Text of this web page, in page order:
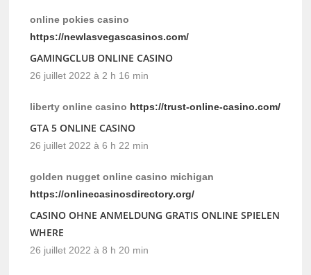
online pokies casino
https://newlasvegascasinos.com/
GAMINGCLUB ONLINE CASINO
26 juillet 2022 à 2 h 16 min
liberty online casino https://trust-online-casino.com/
GTA 5 ONLINE CASINO
26 juillet 2022 à 6 h 22 min
golden nugget online casino michigan
https://onlinecasinosdirectory.org/
CASINO OHNE ANMELDUNG GRATIS ONLINE SPIELEN
WHERE
26 juillet 2022 à 8 h 20 min